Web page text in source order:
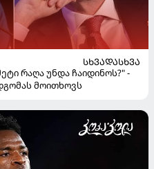
ᲡᲮᲕᲐᲓᲐᲡᲮᲕᲐ
რაღა უნდა ჩაიდინოს?" -
მოითხოვს